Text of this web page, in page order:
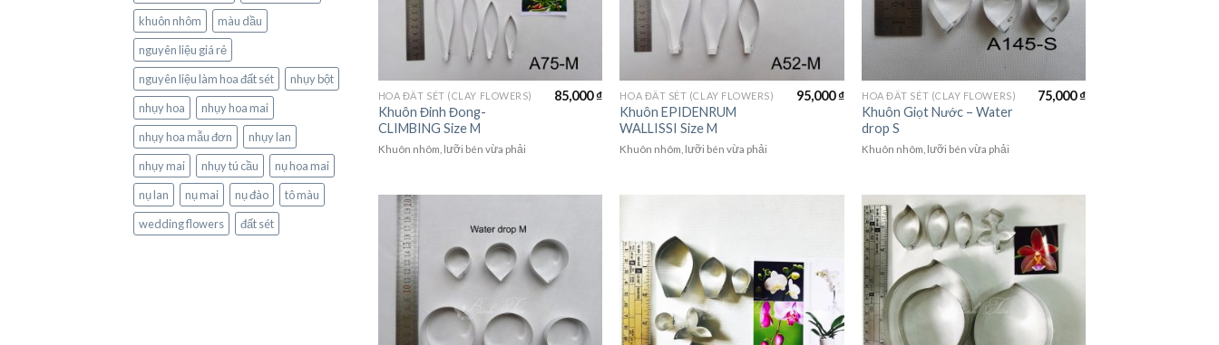
khuôn nhôm
màu dầu
nguyên liệu giá rẻ
nguyên liệu làm hoa đất sét
nhụy bột
nhụy hoa
nhụy hoa mai
nhụy hoa mẫu đơn
nhụy lan
nhụy mai
nhụy tú cầu
nụ hoa mai
nụ lan
nụ mai nụ đào
tô màu
wedding flowers
đất sét
HOA ĐẤT SÉT (CLAY FLOWERS)
Khuôn Đinh Đong-
CLIMBING Size M
85,000₫
Khuôn nhôm, lưỡi bén vừa phải
HOA ĐẤT SÉT (CLAY FLOWERS)
Khuôn EPIDENRUM
WALLISSI Size M
95,000₫
Khuôn nhôm, lưỡi bén vừa phải
HOA ĐẤT SÉT (CLAY FLOWERS)
Khuôn Giọt Nước – Water
drop S
75,000₫
Khuôn nhôm, lưỡi bén vừa phải